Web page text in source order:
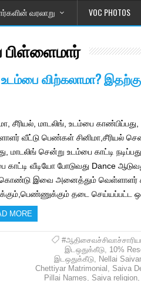
வரலாறு VOC PHOTOS
பிள்ளைமார்
விற்கலாமா?
சீரியல், மாடலிங், உடம்பை
வீட்டு பெண்கள் சினிமா,சீரியல்
மாடலிங் சென்று உடம்பை காட்டி
காட்டி வீடியோ போடுவது Dance
இவை அனைத்தும் வெள்ளாளர்
தடை செய்யப்பட்ட
MORE
இடஒதுக்கீடு, 10%
இடஒதுக்கீடு, Nellai
Chettiyar Matrimonial , Saiva
Pillai Names, Saiva religion,